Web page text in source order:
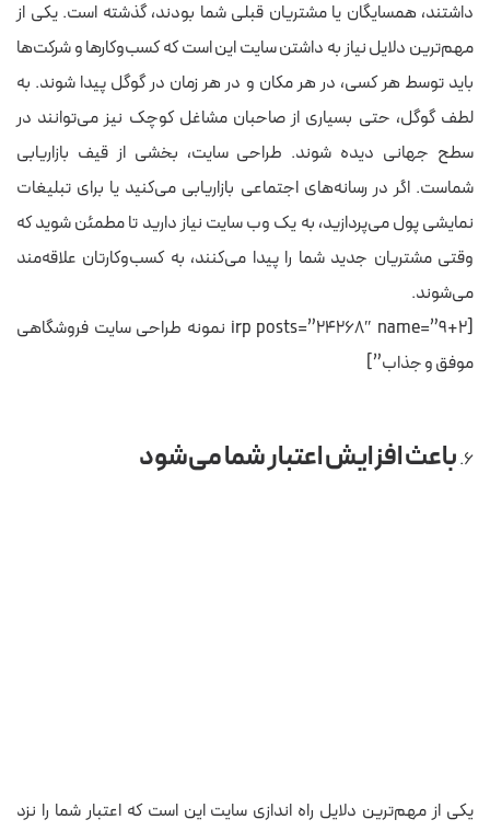
داشتند، همسایگان یا مشتریان قبلی شما بودند، گذشته است. یکی از
مهم‌ترین دلایل نیاز به داشتن سایت این است که کسب‌وکارها و شرکت‌ها
باید توسط هر کسی، در هر مکان و در هر زمان در گوگل پیدا شوند. به
لطف گوگل، حتی بسیاری از صاحبان مشاغل کوچک نیز می‌توانند در
سطح جهانی دیده شوند. طراحی سایت، بخشی از قیف بازاریابی
شماست. اگر در رسانه‌های اجتماعی بازاریابی می‌کنید یا برای تبلیغات
نمایشی پول می‌پردازید، به یک وب سایت نیاز دارید تا مطمئن شوید که
وقتی مشتریان جدید شما را پیدا می‌کنند، به کسب‌وکارتان علاقه‌مند
می‌شوند.
[irp posts=”24268″ name=”9+2 نمونه طراحی سایت فروشگاهی
موفق و جذاب”]
باعث افزایش اعتبار شما می‌شود
یکی از مهم‌ترین دلایل راه اندازی سایت این است که اعتبار شما را نزد